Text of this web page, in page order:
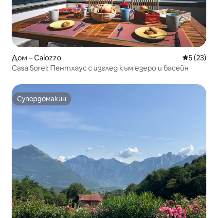
Дом – Calozzo Средна
5 (23)
Casa Sorel: Пентхаус с изглед към езеро и басейн
Супердомакин
Супердомакин